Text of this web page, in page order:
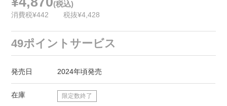
(税込)
消費税¥442 税抜¥4,428
49ポイントサービス
発売日 2024年頃発売
在庫 限定数終了